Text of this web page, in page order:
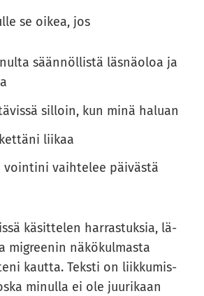
se oikea, jos
säännöllistä läsnäoloa ja
silloin, kun minä haluan
liikaa
vointini vaihtelee päivästä
kä­sit­te­len har­ras­tuk­sia, lä­
migree­nin nä­kö­kul­mas­ta
kaut­ta. Teks­ti on liik­ku­mis­
mi­nul­la ei ole juu­ri­kaan